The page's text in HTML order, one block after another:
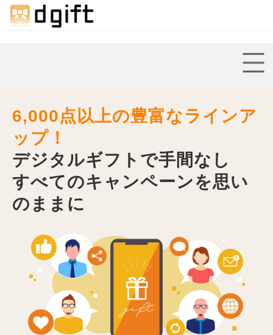
6,000点以上の豊富なラインア
ップ！
デジタルギフトで手間なし
すべてのキャンペーンを思い
のままに